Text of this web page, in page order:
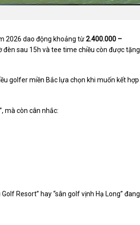
2026 dao động khoảng từ2.400.000 –
đèn sau 15h và tee time chiều còn được tặng
golfer miền Bắc lựa chọn khi muốn kết hợp
mà còn cân nhắc:
Resort” hay “sân golf vịnh Hạ Long” đang